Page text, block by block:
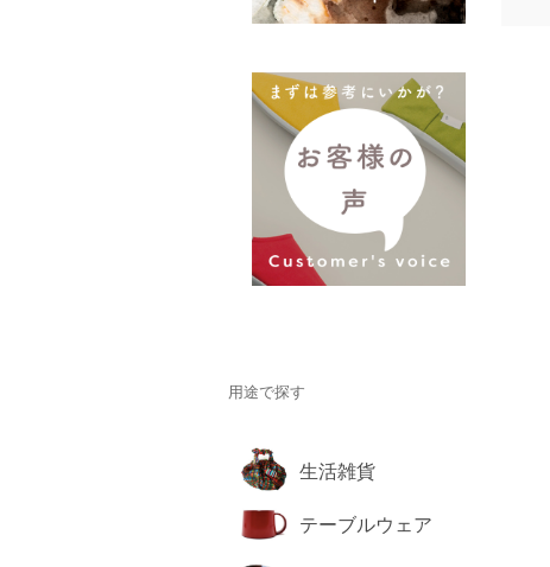
用途で探す
生活雑貨
テーブルウェア